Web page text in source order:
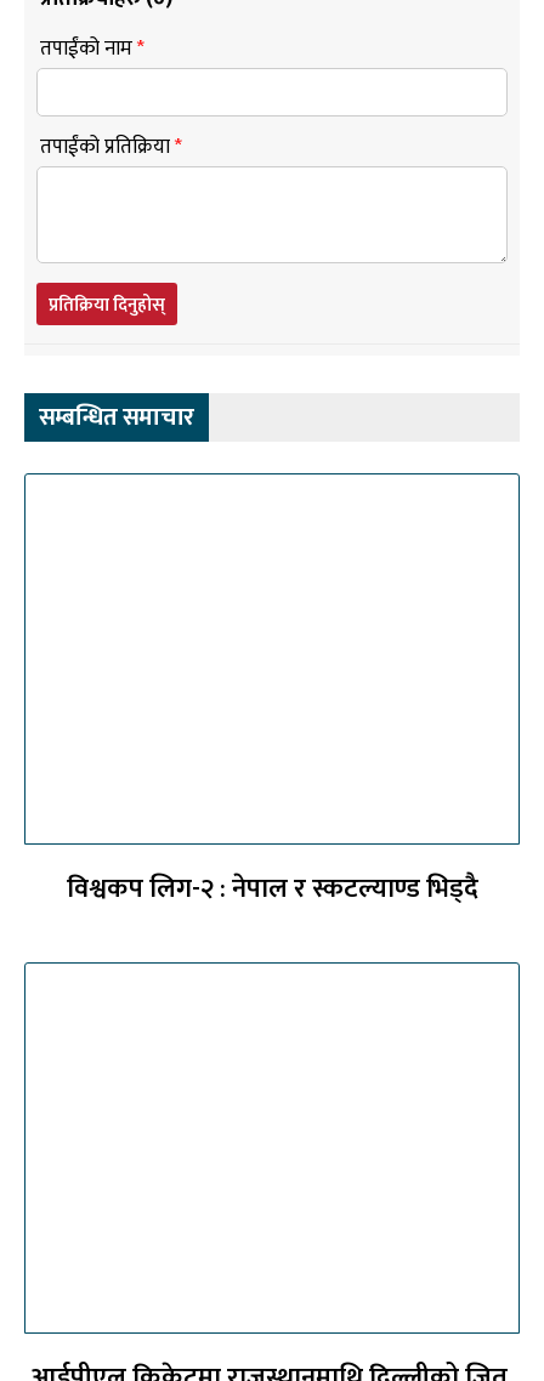
तपाईंको नाम*
तपाईंको प्रतिक्रिया*
प्रतिक्रिया दिनुहोस्
सम्बन्धित समाचार
विश्वकप लिग-२ : नेपाल र स्कटल्याण्ड भिड्दै